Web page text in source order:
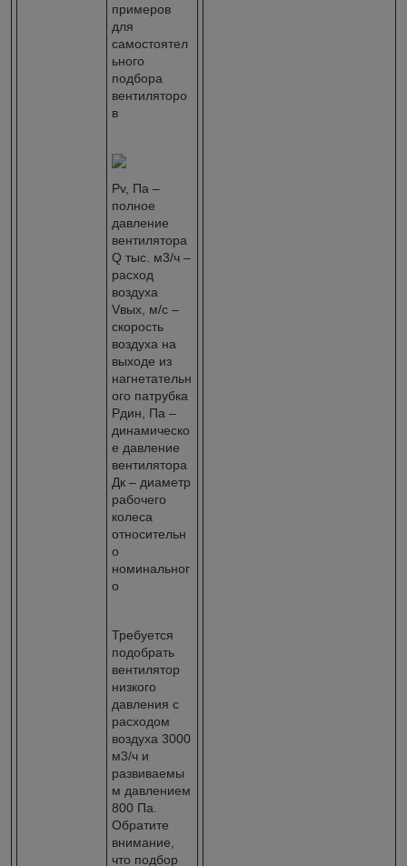
примеров
для
самостоятел
ьного
подбора
вентиляторо
в
Pv, Па –
полное
давление
вентилятора
Q тыс. м3/ч –
расход
воздуха
Vвых, м/с –
скорость
воздуха на
выходе из
нагнетательн
ого патрубка
Pдин, Па –
динамическо
е давление
вентилятора
Дк – диаметр
рабочего
колеса
относительн
о
номинальног
о
Требуется
подобрать
вентилятор
низкого
давления с
расходом
воздуха 3000
м3/ч и
развиваемы
м давлением
800 Па.
Обратите
внимание,
что подбор